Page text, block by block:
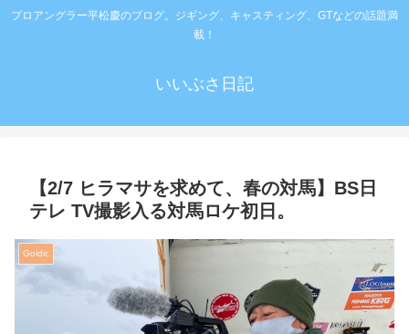
プロアングラー平松慶のブログ。ジギング、キャスティング、GTなどの話題満
載！
いいぶさ日記
【2/7 ヒラマサを求めて、春の対馬】BS日
テレ TV撮影入る対馬ロケ初日。
Goldic